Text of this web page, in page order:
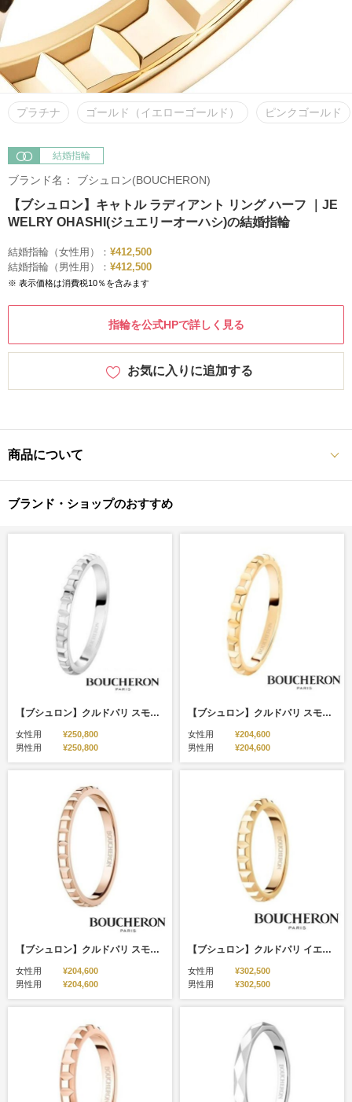
プラチナ ゴールド（イエローゴールド） ピンクゴールド
結婚指輪
ブランド名： ブシュロン(BOUCHERON)
【ブシュロン】キャトル ラディアント リング ハーフ ｜JE
WELRY OHASHI(ジュエリーオーハシ)の結婚指輪
結婚指輪（女性用）： ¥412,500
結婚指輪（男性用）： ¥412,500
※ 表示価格は消費税10％を含みます
指輪を公式HPで詳しく見る
お気に入りに追加する
商品について
ブランド・ショップのおすすめ
【ブシュロン】クルドパリ スモール プラチナリング
女性用
¥250,800
男性用
¥250,800
【ブシュロン】クルドパリ スモール イエローゴールドリング
女性用
¥204,600
男性用
¥204,600
【ブシュロン】クルドパリ スモール ピンクゴールド
女性用
¥204,600
男性用
¥204,600
【ブシュロン】クルドパリ イエローゴールドリング ミディアム
女性用
¥302,500
男性用
¥302,500